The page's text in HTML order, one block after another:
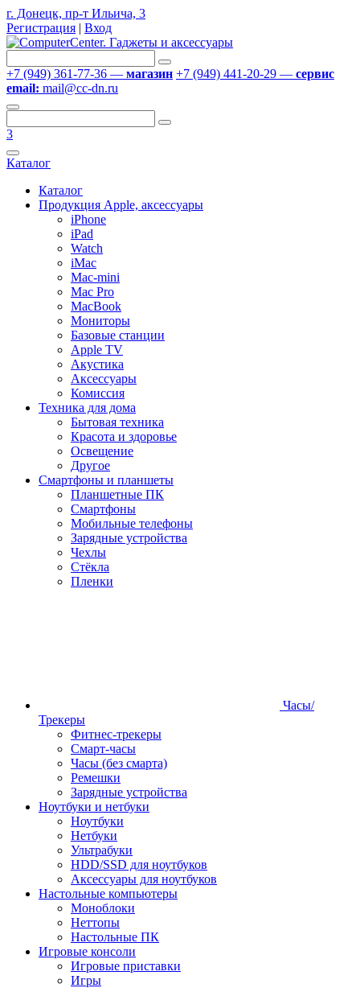
г. Донецк, пр-т Ильича, 3
Регистрация | Вход
+7 (949) 361-77-36 — магазин +7 (949) 441-20-29 — сервис
email: mail@cc-dn.ru
3
Каталог
Каталог
Продукция Apple, аксессуары
iPhone
iPad
Watch
iMac
Mac-mini
Mac Pro
MacBook
Мониторы
Базовые станции
Apple TV
Акустика
Аксессуары
Комиссия
Техника для дома
Бытовая техника
Красота и здоровье
Освещение
Другое
Смартфоны и планшеты
Планшетные ПК
Смартфоны
Мобильные телефоны
Зарядные устройства
Чехлы
Стёкла
Пленки
Часы/
Трекеры
Фитнес-трекеры
Смарт-часы
Часы (без смарта)
Ремешки
Зарядные устройства
Ноутбуки и нетбуки
Ноутбуки
Нетбуки
Ультрабуки
HDD/SSD для ноутбуков
Аксессуары для ноутбуков
Настольные компьютеры
Моноблоки
Неттопы
Настольные ПК
Игровые консоли
Игровые приставки
Игры